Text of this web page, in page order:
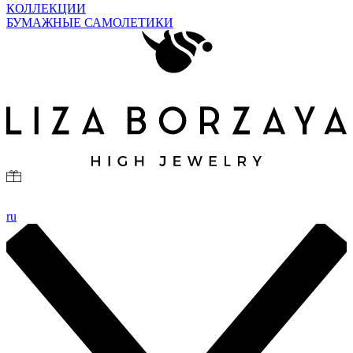
КОЛЛЕКЦИИ
БУМАЖНЫЕ САМОЛЕТИКИ
ru